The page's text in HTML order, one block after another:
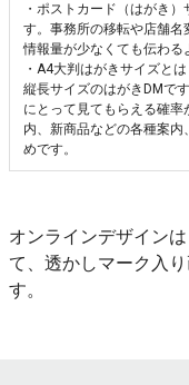
・ポストカード（はがき
す。事務所の移転や店舗
情報量が少なくても伝わる
・A4大判はがきサイズと
縦長サイズのはがきDMで
にとって見てもらえる確
内、新商品などの各種案
めです。
オンラインデザイン
て、透かしマーク入
す。